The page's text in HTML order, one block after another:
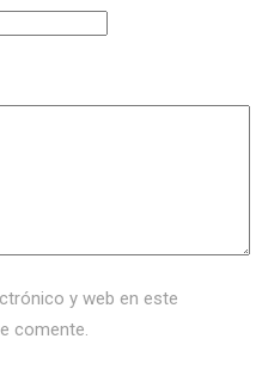
y web en este
comente.